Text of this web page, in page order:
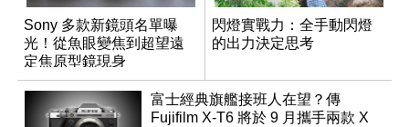
Sony 多款新鏡頭名單曝
光！從魚眼變焦到超望遠
定焦原型鏡現身
閃燈實戰力：全手動閃燈
的出力決定思考
富士經典旗艦接班人在望？傳
Fujifilm X-T6 將於 9 月攜手兩款 X